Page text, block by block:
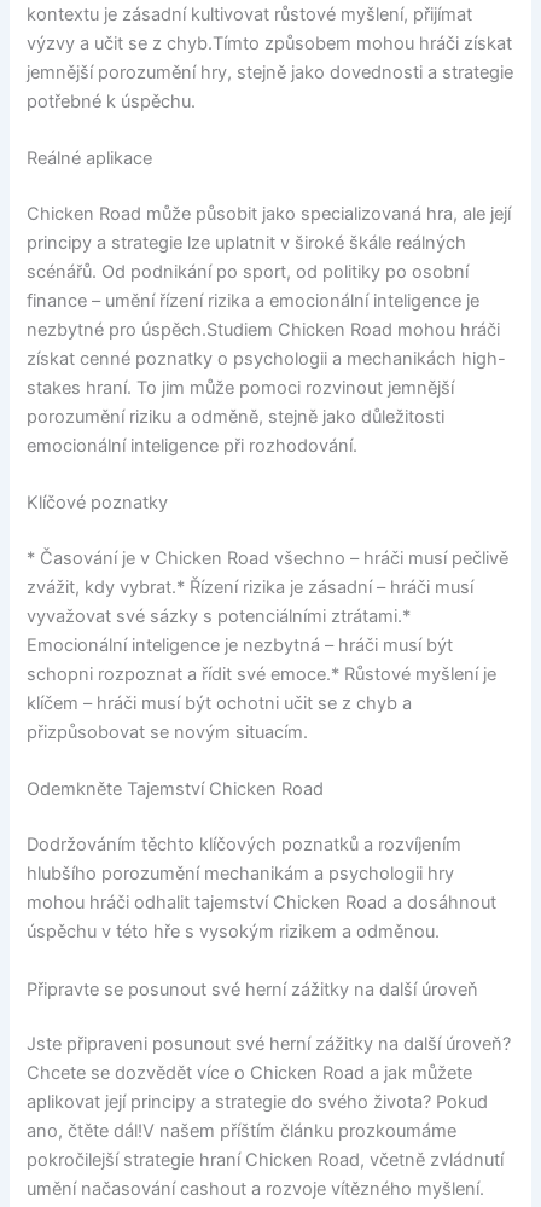
kontextu je zásadní kultivovat růstové myšlení, přijímat
výzvy a učit se z chyb.Tímto způsobem mohou hráči získat
jemnější porozumění hry, stejně jako dovednosti a strategie
potřebné k úspěchu.
Reálné aplikace
Chicken Road může působit jako specializovaná hra, ale její
principy a strategie lze uplatnit v široké škále reálných
scénářů. Od podnikání po sport, od politiky po osobní
finance – umění řízení rizika a emocionální inteligence je
nezbytné pro úspěch.Studiem Chicken Road mohou hráči
získat cenné poznatky o psychologii a mechanikách high-
stakes hraní. To jim může pomoci rozvinout jemnější
porozumění riziku a odměně, stejně jako důležitosti
emocionální inteligence při rozhodování.
Klíčové poznatky
* Časování je v Chicken Road všechno – hráči musí pečlivě
zvážit, kdy vybrat.* Řízení rizika je zásadní – hráči musí
vyvažovat své sázky s potenciálními ztrátami.*
Emocionální inteligence je nezbytná – hráči musí být
schopni rozpoznat a řídit své emoce.* Růstové myšlení je
klíčem – hráči musí být ochotni učit se z chyb a
přizpůsobovat se novým situacím.
Odemkněte Tajemství Chicken Road
Dodržováním těchto klíčových poznatků a rozvíjením
hlubšího porozumění mechanikám a psychologii hry
mohou hráči odhalit tajemství Chicken Road a dosáhnout
úspěchu v této hře s vysokým rizikem a odměnou.
Připravte se posunout své herní zážitky na další úroveň
Jste připraveni posunout své herní zážitky na další úroveň?
Chcete se dozvědět více o Chicken Road a jak můžete
aplikovat její principy a strategie do svého života? Pokud
ano, čtěte dál!V našem příštím článku prozkoumáme
pokročilejší strategie hraní Chicken Road, včetně zvládnutí
umění načasování cashout a rozvoje vítězného myšlení.